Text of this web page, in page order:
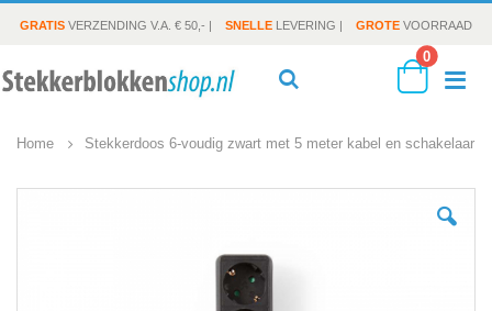
GRATIS VERZENDING V.A. € 50,- | SNELLE LEVERING | GROTE VOORRAAD
Cart
0
Home Stekkerdoos 6-voudig zwart met 5 meter kabel en schakelaar